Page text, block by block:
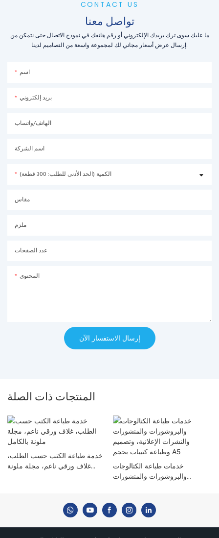
CONTACT US
تواصل معنا
ما عليك سوى ترك بريدك الإلكتروني أو رقم هاتفك في نموذج الاتصال حتى نتمكن من
إرسال عرض أسعار مجاني لك لمجموعة واسعة من التصاميم لدينا!
اسم
بريد إلكتروني
الهاتف/واتساب
اسم الشركة
الكمية (الحد الأدنى للطلب: 300 قطعة)
مقاس
ملزم
عدد الصفحات
المحتوى
إرسال الاستفسار الآن
المنتجات ذات الصلة
خدمة طباعة الكتب حسب الطلب،
غلاف ورقي ناعم، مجلة ملونة
خدمات طباعة الكتالوجات
والبروشورات والمنشورات